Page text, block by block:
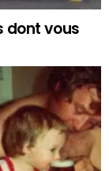
dont vous